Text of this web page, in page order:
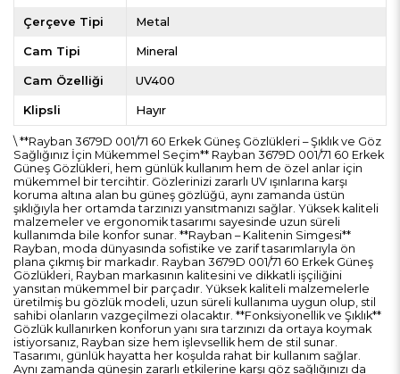
Çerçeve Tipi Metal
Cam Tipi Mineral
Cam Özelliği UV400
Klipsli Hayır
\ **Rayban 3679D 001/71 60 Erkek Güneş Gözlükleri – Şıklık ve Göz
Sağlığınız İçin Mükemmel Seçim** Rayban 3679D 001/71 60 Erkek
Güneş Gözlükleri, hem günlük kullanım hem de özel anlar için
mükemmel bir tercihtir. Gözlerinizi zararlı UV ışınlarına karşı
koruma altına alan bu güneş gözlüğü, aynı zamanda üstün
şıklığıyla her ortamda tarzınızı yansıtmanızı sağlar. Yüksek kaliteli
malzemeler ve ergonomik tasarımı sayesinde uzun süreli
kullanımda bile konfor sunar. **Rayban – Kalitenin Simgesi**
Rayban, moda dünyasında sofistike ve zarif tasarımlarıyla ön
plana çıkmış bir markadır. Rayban 3679D 001/71 60 Erkek Güneş
Gözlükleri, Rayban markasının kalitesini ve dikkatli işçiliğini
yansıtan mükemmel bir parçadır. Yüksek kaliteli malzemelerle
üretilmiş bu gözlük modeli, uzun süreli kullanıma uygun olup, stil
sahibi olanların vazgeçilmezi olacaktır. **Fonksiyonellik ve Şıklık**
Gözlük kullanırken konforun yanı sıra tarzınızı da ortaya koymak
istiyorsanız, Rayban size hem işlevsellik hem de stil sunar.
Tasarımı, günlük hayatta her koşulda rahat bir kullanım sağlar.
Aynı zamanda güneşin zararlı etkilerine karşı göz sağlığınızı da